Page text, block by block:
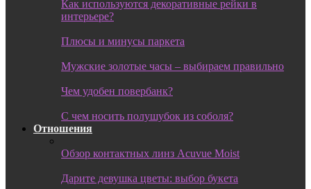
Как используются декоративные рейки в
интерьере?
Плюсы и минусы паркета
Мужские золотые часы – выбираем правильно
Чем удобен повербанк?
С чем носить полушубок из соболя?
Отношения
Обзор контактных линз Acuvue Moist
Дарите девушка цветы: выбор букета